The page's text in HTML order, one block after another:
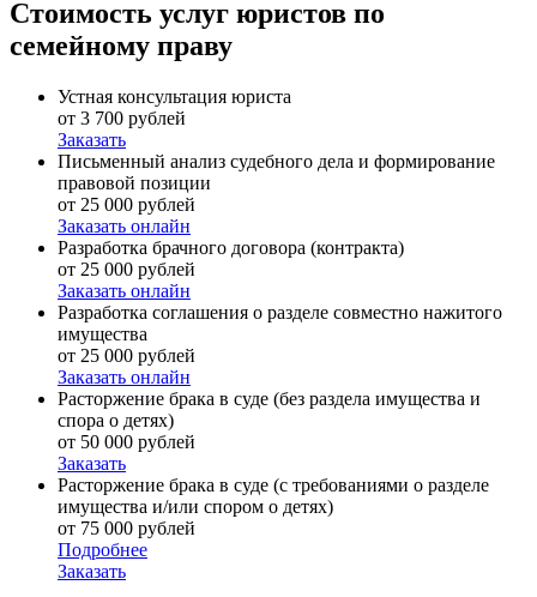
Стоимость услуг юристов по
семейному праву
Устная консультация юриста
от 3 700 рублей
Заказать
Письменный анализ судебного дела и формирование
правовой позиции
от 25 000 рублей
Заказать онлайн
Разработка брачного договора (контракта)
от 25 000 рублей
Заказать онлайн
Разработка соглашения о разделе совместно нажитого
имущества
от 25 000 рублей
Заказать онлайн
Расторжение брака в суде (без раздела имущества и
спора о детях)
от 50 000 рублей
Заказать
Расторжение брака в суде (с требованиями о разделе
имущества и/или спором о детях)
от 75 000 рублей
Подробнее
Заказать